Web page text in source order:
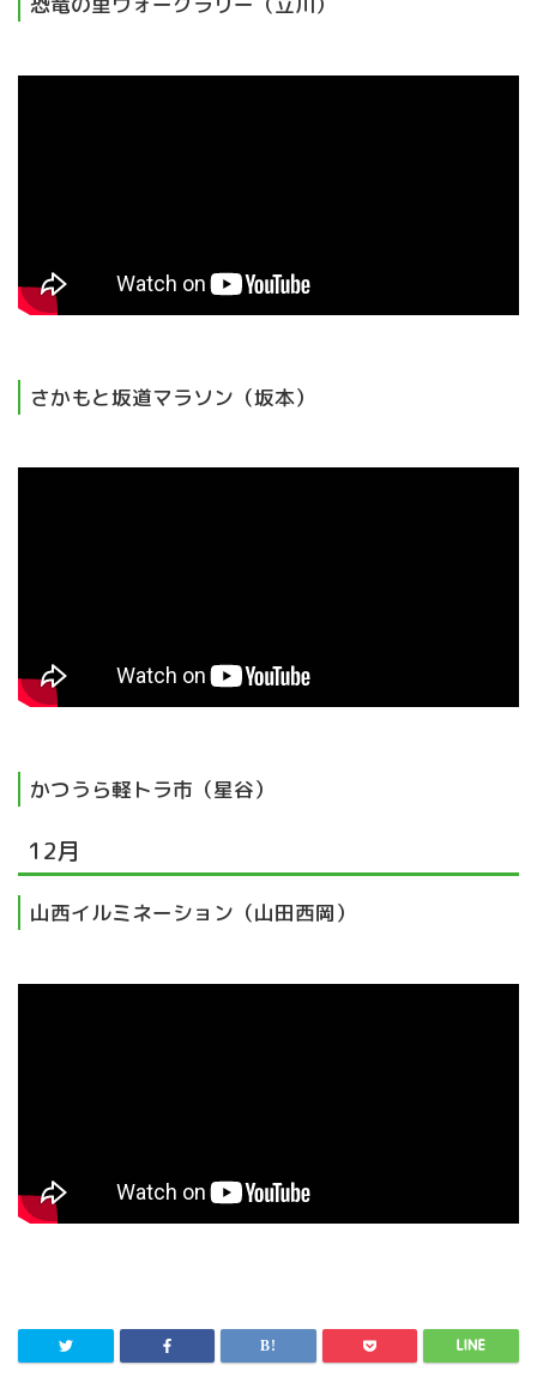
さかもと坂道マラソン（坂本）
かつうら軽トラ市（星谷）
12月
山西イルミネーション（山田西岡）